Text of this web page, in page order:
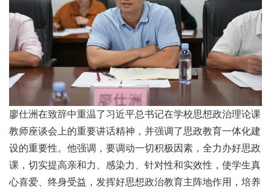
廖仕洲在致辞中重温了习近平总书记在学校思想政治理论课
教师座谈会上的重要讲话精神，并强调了思政教育一体化建
设的重要性。他强调，要调动一切积极因素，全力办好思政
课，切实提高亲和力、感染力、针对性和实效性，使学生真
心喜爱、终身受益，发挥好思想政治教育主阵地作用，培养